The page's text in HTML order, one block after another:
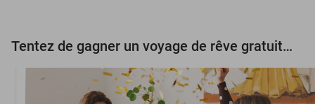
Tentez de gagner un voyage de rêve gratuit d'une valeur de 3.000 € !